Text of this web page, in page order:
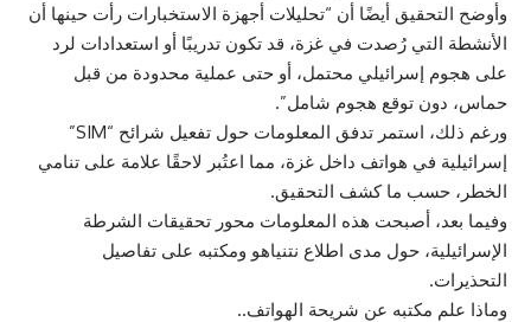
وأوضح التحقيق أيضًا أن “تحليلات أجهزة الاستخبارات رأت حينها أن
الأنشطة التي رُصدت في غزة، قد تكون تدريبًا أو استعدادات لرد
على هجوم إسرائيلي محتمل، أو حتى عملية محدودة من قبل
حماس، دون توقع هجوم شامل”.
ورغم ذلك، استمر تدفق المعلومات حول تفعيل شرائح “SIM”
إسرائيلية في هواتف داخل غزة، مما اعتُبر لاحقًا علامة على تنامي
الخطر، حسب ما كشف التحقيق.
وفيما بعد، أصبحت هذه المعلومات محور تحقيقات الشرطة
الإسرائيلية، حول مدى اطلاع نتنياهو ومكتبه على تفاصيل
التحذيرات.
وماذا علم مكتبه عن شريحة الهواتف..